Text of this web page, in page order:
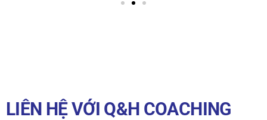
LIÊN HỆ VỚI Q&H COACHING